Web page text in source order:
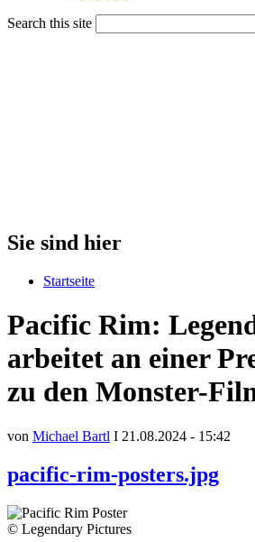
Search this site
Sie sind hier
Startseite
Pacific Rim:
arbeitet an einer
zu den Monster-
von Michael Bartl I 21.08.2024 - 15:42
pacific-rim-posters.jpg
© Legendary Pictures